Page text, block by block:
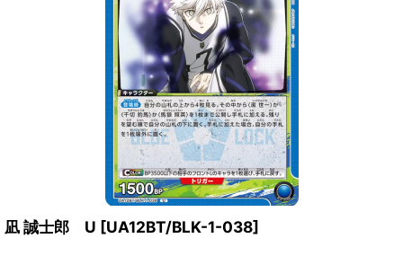
凪 誠士郎 U [UA12BT/BLK-1-038]